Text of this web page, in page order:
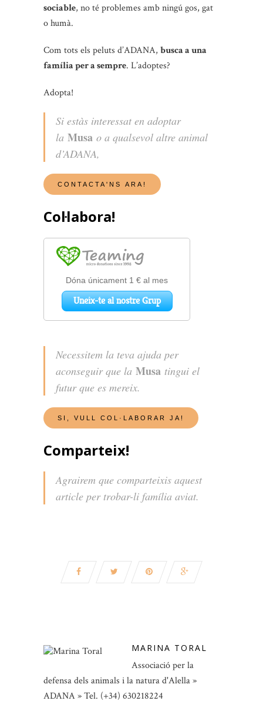
sociable, no té problemes amb ningú gos, gat
o humà.
Com tots els peluts d’ADANA, busca a una
família per a sempre. L’adoptes?
Adopta!
Si estàs interessat en adoptar
la Musa o a qualsevol altre animal
d’ADANA,
Col·labora!
Necessitem la teva ajuda per
aconseguir que la Musa tingui el
futur que es mereix.
Comparteix!
Agrairem que comparteixis aquest
article per trobar-li família aviat.
MARINA TORAL
Associació per la
defensa dels animals i la natura d'Alella »
ADANA » Tel. (+34) 630218224